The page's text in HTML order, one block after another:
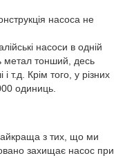
насоса не
насоси в одній
метал тонший, десь
т.д. Крім того, у різних
одиниць.
з тих, що ми
захищає насос при